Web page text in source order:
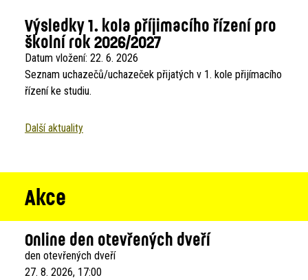
Výsledky 1. kola příjimacího řízení pro
školní rok 2026/2027
Datum vložení: 22. 6. 2026
Seznam uchazečů/uchazeček přijatých v 1. kole přijímacího
řízení ke studiu.
Další aktuality
Akce
Online den otevřených dveří
den otevřených dveří
27. 8. 2026, 17:00